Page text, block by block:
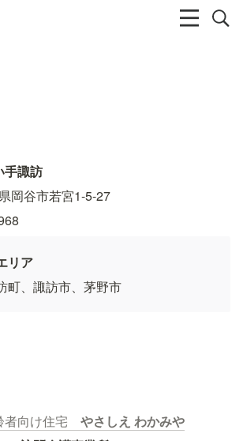
手諏訪
岡谷市若宮1-5-27
リア
町、諏訪市、茅野市
者向け住宅 やさしえ わかみや